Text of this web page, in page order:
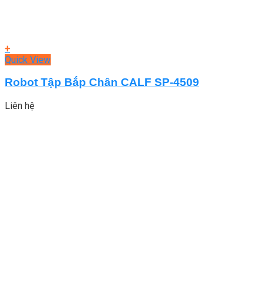
+
Quick View
Robot Tập Bắp Chân CALF SP-4509
Liên hệ